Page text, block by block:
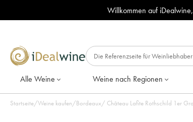
Willkommen auf iDealwine,
Alle Weine Weine nach Regionen
Startseite/Weine kaufen/Bordeaux/